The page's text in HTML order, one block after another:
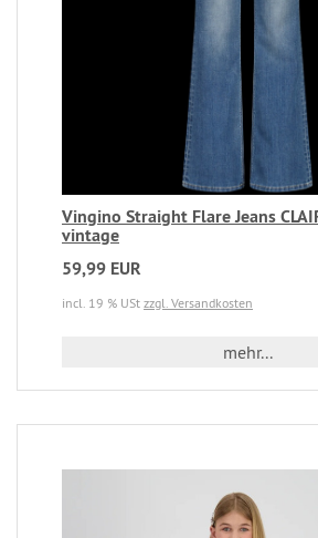
Vingino Straight Flare Jeans
vintage
59,99 EUR
incl. 19 % USt zzgl. Versandkosten
mehr...